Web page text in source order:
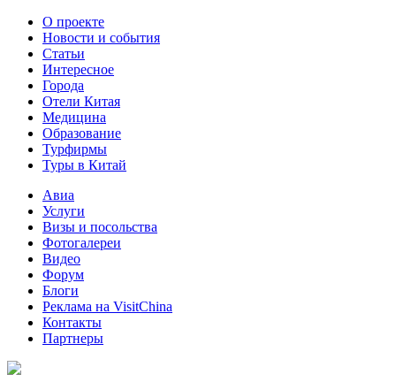
О проекте
Новости и события
Статьи
Интересное
Города
Отели Китая
Медицина
Образование
Турфирмы
Туры в Китай
Авиа
Услуги
Визы и посольства
Фотогалереи
Видео
Форум
Блоги
Реклама на VisitChina
Контакты
Партнеры